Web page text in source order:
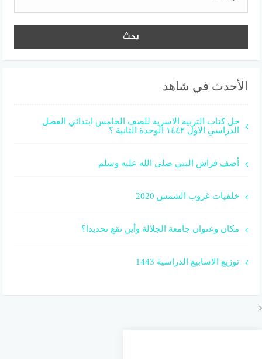
الأحدث في شاهد
حل كتاب التربية الاسرية للصف الخامس ابتدائي الفصل
الدراسي الاول ١٤٤٢ الوحدة الثانية ؟
أصف فراش النبي صلى الله عليه وسلم
خلفيات غروب الشمس 2020
مكان وعنوان جامعة الجلالة وأين تقع تحديدا؟
توزيع الاسابيع الدراسية 1443